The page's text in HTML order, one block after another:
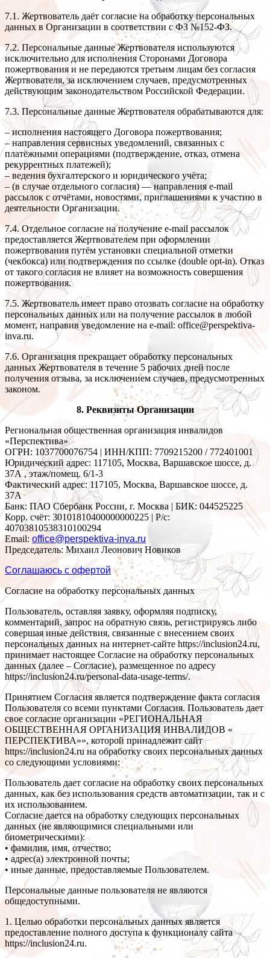
7.1. Жертвователь даёт согласие на обработку персональных
данных в Организации в соответствии с ФЗ №152-ФЗ.
7.2. Персональные данные Жертвователя используются
исключительно для исполнения Сторонами Договора
пожертвования и не передаются третьим лицам без согласия
Жертвователя, за исключением случаев, предусмотренных
действующим законодательством Российской Федерации.
7.3. Персональные данные Жертвователя обрабатываются для:
– исполнения настоящего Договора пожертвования;
– направления сервисных уведомлений, связанных с
платёжными операциями (подтверждение, отказ, отмена
рекуррентных платежей);
– ведения бухгалтерского и юридического учёта;
– (в случае отдельного согласия) — направления e-mail
рассылок с отчётами, новостями, приглашениями к участию в
деятельности Организации.
7.4. Отдельное согласие на получение e-mail рассылок
предоставляется Жертвователем при оформлении
пожертвования путём установки специальной отметки
(чекбокса) или подтверждения по ссылке (double opt-in). Отказ
от такого согласия не влияет на возможность совершения
пожертвования.
7.5. Жертвователь имеет право отозвать согласие на обработку
персональных данных или на получение рассылок в любой
момент, направив уведомление на e-mail: office@perspektiva-
inva.ru.
7.6. Организация прекращает обработку персональных
данных Жертвователя в течение 5 рабочих дней после
получения отзыва, за исключением случаев, предусмотренных
законом.
8. Реквизиты Организации
Региональная общественная организация инвалидов
«Перспектива»
ОГРН: 1037700076754 | ИНН/КПП: 7709215200 / 772401001
Юридический адрес: 117105, Москва, Варшавское шоссе, д.
37А , этаж/помещ. 6/1-3
Фактический адрес: 117105, Москва, Варшавское шоссе, д.
37А
Банк: ПАО Сбербанк России, г. Москва | БИК: 044525225
Корр. счёт: 30101810400000000225 | Р/с:
40703810538310100294
Email: office@perspektiva-inva.ru
Председатель: Михаил Леонович Новиков
Соглашаюсь с офертой
Согласие на обработку персональных данных
Пользователь, оставляя заявку, оформляя подписку,
комментарий, запрос на обратную связь, регистрируясь либо
совершая иные действия, связанные с внесением своих
персональных данных на интернет-сайте https://inclusion24.ru,
принимает настоящее Согласие на обработку персональных
данных (далее – Согласие), размещенное по адресу
https://inclusion24.ru/personal-data-usage-terms/.
Принятием Согласия является подтверждение факта согласия
Пользователя со всеми пунктами Согласия. Пользователь дает
свое согласие организации «РЕГИОНАЛЬНАЯ
ОБЩЕСТВЕННАЯ ОРГАНИЗАЦИЯ ИНВАЛИДОВ «
ПЕРСПЕКТИВА»», которой принадлежит сайт
https://inclusion24.ru на обработку своих персональных данных
со следующими условиями:
Пользователь дает согласие на обработку своих персональных
данных, как без использования средств автоматизации, так и с
их использованием.
Согласие дается на обработку следующих персональных
данных (не являющимися специальными или
биометрическими):
• фамилия, имя, отчество;
• адрес(а) электронной почты;
• иные данные, предоставляемые Пользователем.
Персональные данные пользователя не являются
общедоступными.
1. Целью обработки персональных данных является
предоставление полного доступа к функционалу сайта
https://inclusion24.ru.